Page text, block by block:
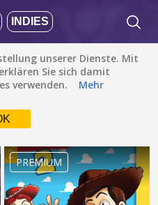
INDIES
unserer Dienste. Mit
Sie sich damit
verwenden.
Mehr
Neueste
Die Standardeinstellung
Zur Sprachauswahl
einfach ein Häkchen
setzen
2
PREMIUM